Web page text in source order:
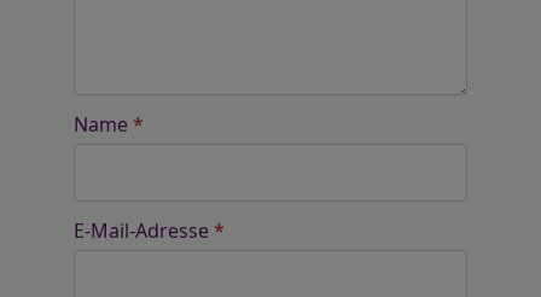
Name *
E-Mail-Adresse *